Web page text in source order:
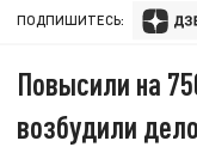
ПОДПИШИТЕСЬ:
Повысили на
возбудили